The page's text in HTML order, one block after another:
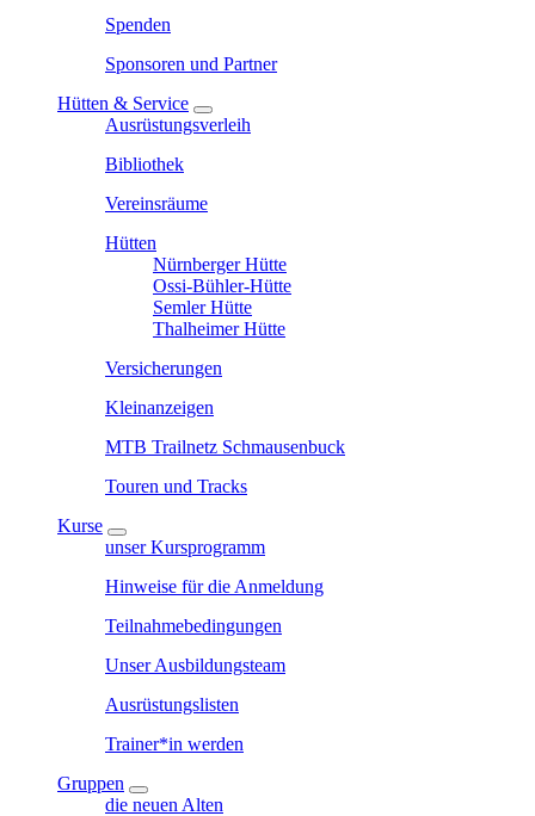
Spenden
Sponsoren und Partner
Hütten & Service
Ausrüstungsverleih
Bibliothek
Vereinsräume
Hütten
Nürnberger Hütte
Ossi-Bühler-Hütte
Semler Hütte
Thalheimer Hütte
Versicherungen
Kleinanzeigen
MTB Trailnetz Schmausenbuck
Touren und Tracks
Kurse
unser Kursprogramm
Hinweise für die Anmeldung
Teilnahmebedingungen
Unser Ausbildungsteam
Ausrüstungslisten
Trainer*in werden
Gruppen
die neuen Alten